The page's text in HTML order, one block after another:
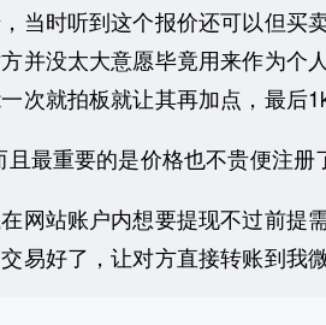
当时听到这个报价还可以但
并没太大意愿毕竟用来作为
次就拍板就让其再加点，最后
重要的是价格也不贵便注册
站账户内想要提现不过前提
易好了，让对方直接转账到我